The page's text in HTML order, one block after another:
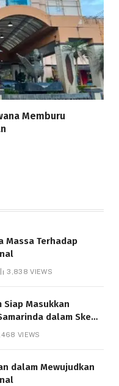
Memburu
Massa Terhadap
3,838VIEWS
Siap Masukkan
dalam Skema
Gratispol
VIEWS
dalam Mewujudkan